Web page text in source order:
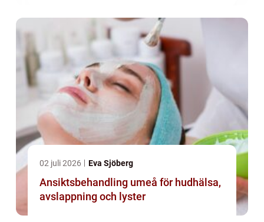
02 juli 2026 Eva Sjöberg
Ansiktsbehandling umeå för hudhälsa,
avslappning och lyster